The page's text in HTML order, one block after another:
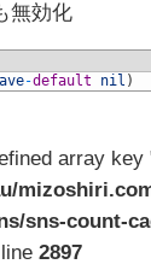
無効化
-default nil )
array key
sns-count-
2897